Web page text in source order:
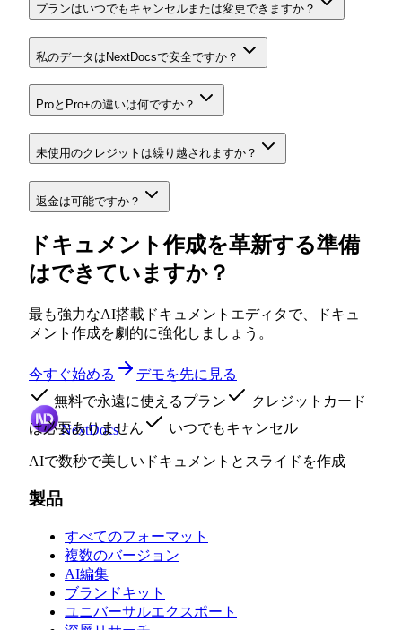
プランはいつでもキャンセルまたは変更できますか？
私のデータはNextDocsで安全ですか？
ProとPro+の違いは何ですか？
未使用のクレジットは繰り越されますか？
返金は可能ですか？
ドキュメント作成を革新する準備
はできていますか？
最も強力なAI搭載ドキュメントエディタで、ドキュ
メント作成を劇的に強化しましょう。
今すぐ始める
デモを先に見る
無料で永遠に使えるプラン
クレジットカード
は必要ありません
いつでもキャンセル
NextDocs
AIで数秒で美しいドキュメントとスライドを作成
製品
すべてのフォーマット
複数のバージョン
AI編集
ブランドキット
ユニバーサルエクスポート